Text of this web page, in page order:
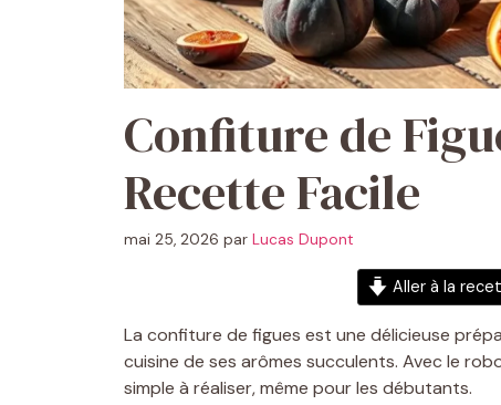
Confiture de
Recette Facile
mai 25, 2026 par Lucas Dupont
Aller à la
La confiture de figues est une délicieuse
cuisine de ses arômes succulents. Avec le
simple à réaliser, même pour les débutants.